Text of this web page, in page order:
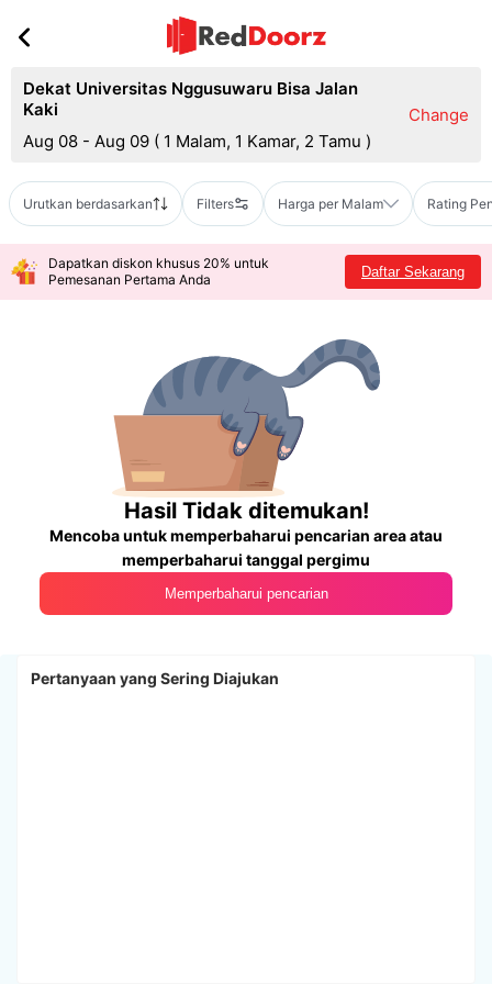
Dekat Universitas Nggusuwaru Bisa Jalan
Kaki
Aug 08 - Aug 09 ( 1 Malam, 1 Kamar, 2 Tamu )
Change
Urutkan berdasarkan Filters Harga per Malam Rating
Dapatkan diskon khusus 20% untuk
Pemesanan Pertama Anda
Daftar Sekarang
Hasil Tidak ditemukan!
Mencoba untuk memperbaharui pencarian area atau
memperbaharui tanggal pergimu
Memperbaharui pencarian
Pertanyaan yang Sering Diajukan